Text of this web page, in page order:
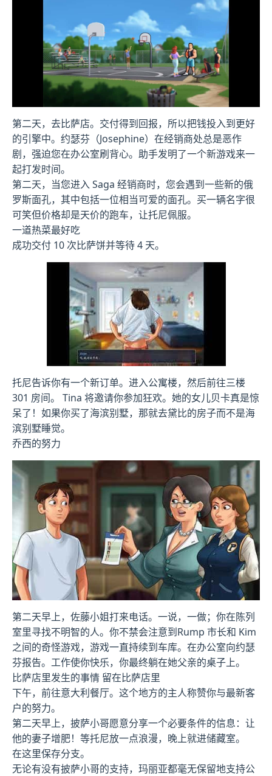
第二天，去比萨店。交付得到回报，所以把钱投入到更好
的引擎中。约瑟芬（Josephine）在经销商处总是恶作
剧，强迫您在办公室刷背心。助手发明了一个新游戏来一
起打发时间。
第二天，当您进入 Saga 经销商时，您会遇到一些新的俄
罗斯面孔，其中包括一位相当可爱的面孔。买一辆名字很
可笑但价格却是天价的跑车，让托尼佩服。
一道热菜最好吃
成功交付 10 次比萨饼并等待 4 天。
托尼告诉你有一个新订单。进入公寓楼，然后前往三楼
301 房间。 Tina 将邀请你参加狂欢。她的女儿贝卡真是惊
呆了！如果你买了海滨别墅，那就去黛比的房子而不是海
滨别墅睡觉。
乔西的努力
第二天早上，佐藤小姐打来电话。一说，一做；你在陈列
室里寻找不明智的人。你不禁会注意到Rump 市长和 Kim
之间的奇怪游戏，游戏一直持续到车库。在办公室向约瑟
芬报告。工作使你快乐，你最终躺在她父亲的桌子上。
比萨店里发生的事情 留在比萨店里
下午，前往意大利餐厅。这个地方的主人称赞你与最新客
户的努力。
第二天早上，披萨小哥愿意分享一个必要条件的信息：让
他的妻子增肥！等托尼放一点浪漫，晚上就进储藏室。
在这里保存分支。
无论有没有披萨小哥的支持，玛丽亚都毫无保留地支持公